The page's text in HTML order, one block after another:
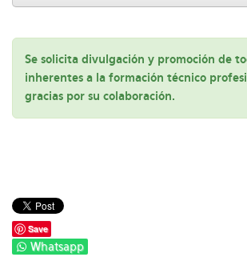
Se solicita divulgación y promoción de
inherentes a la formación técnico
gracias por su colaboración.
Save
Whatsapp